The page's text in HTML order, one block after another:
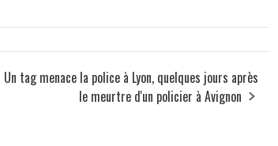
Un tag menace la police à Lyon, quelques jours après
le meurtre d'un policier à Avignon